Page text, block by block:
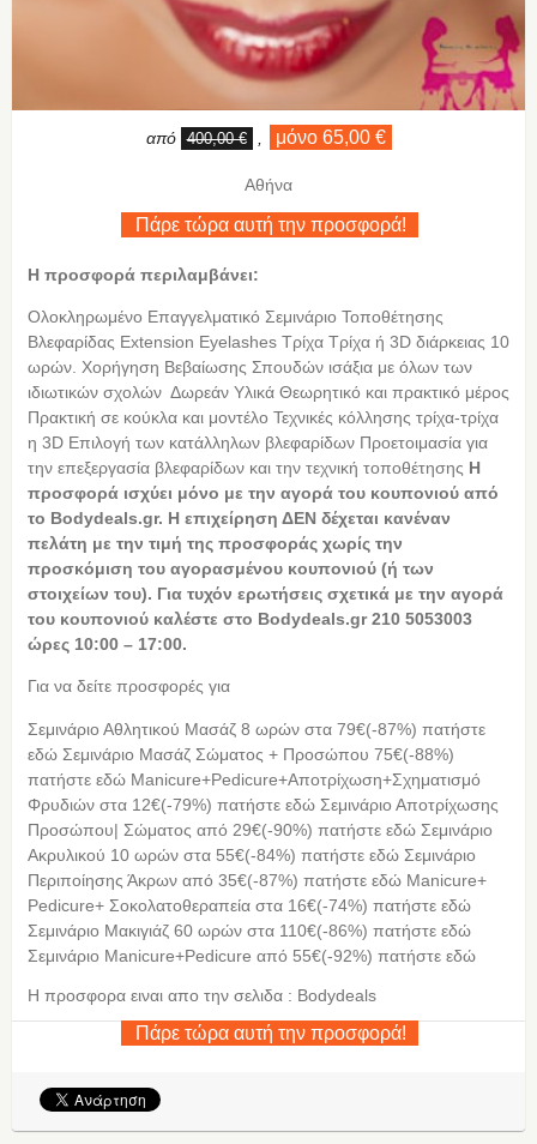
από 400,00 € μόνο 65,00 €
Αθήνα
Πάρε τώρα αυτή την προσφορά!
Η προσφορά περιλαμβάνει:
Ολοκληρωμένο Επαγγελματικό Σεμινάριο Τοποθέτησης
Βλεφαρίδας Extension Eyelashes Τρίχα Τρίχα ή 3D διάρκειας 10
ωρών. Χορήγηση Βεβαίωσης Σπουδών ισάξια με όλων των
ιδιωτικών σχολών Δωρεάν Υλικά Θεωρητικό και πρακτικό μέρος
Πρακτική σε κούκλα και μοντέλο Τεχνικές κόλλησης τρίχα-τρίχα
η 3D Επιλογή των κατάλληλων βλεφαρίδων Προετοιμασία για
την επεξεργασία βλεφαρίδων και την τεχνική τοποθέτησης Η
προσφορά ισχύει μόνο με την αγορά του κουπονιού από
το Bodydeals.gr. Η επιχείρηση ΔΕΝ δέχεται κανέναν
πελάτη με την τιμή της προσφοράς χωρίς την
προσκόμιση του αγορασμένου κουπονιού (ή των
στοιχείων του). Για τυχόν ερωτήσεις σχετικά με την αγορά
του κουπονιού καλέστε στο Bodydeals.gr 210 5053003
ώρες 10:00 – 17:00.
Για να δείτε προσφορές για
Σεμινάριο Αθλητικού Μασάζ 8 ωρών στα 79€(-87%) πατήστε
εδώ Σεμινάριο Μασάζ Σώματος + Προσώπου 75€(-88%)
πατήστε εδώ Manicure+Pedicure+Αποτρίχωση+Σχηματισμό
Φρυδιών στα 12€(-79%) πατήστε εδώ Σεμινάριο Αποτρίχωσης
Προσώπου| Σώματος από 29€(-90%) πατήστε εδώ Σεμινάριο
Ακρυλικού 10 ωρών στα 55€(-84%) πατήστε εδώ Σεμινάριο
Περιποίησης Άκρων από 35€(-87%) πατήστε εδώ Manicure+
Pedicure+ Σοκολατοθεραπεία στα 16€(-74%) πατήστε εδώ
Σεμινάριο Μακιγιάζ 60 ωρών στα 110€(-86%) πατήστε εδώ
Σεμινάριο Manicure+Pedicure από 55€(-92%) πατήστε εδώ
Η προσφορα ειναι απο την σελιδα : Bodydeals
Πάρε τώρα αυτή την προσφορά!